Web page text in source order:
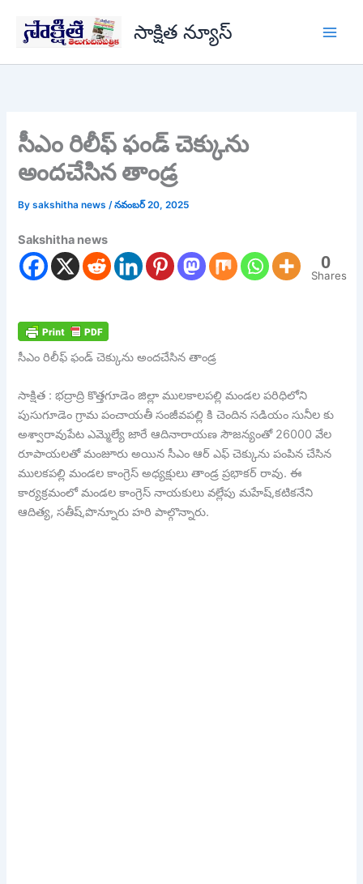
content
సాక్షిత న్యూస్
సీఎం రిలీఫ్ ఫండ్ చెక్కును
అందచేసిన తాండ్ర
Bysakshitha news/నవంబర్ 20, 2025
Sakshitha news
0
Shares
సీఎం రిలీఫ్ ఫండ్ చెక్కును అందచేసిన తాండ్ర
సాక్షిత : భద్రాద్రి కొత్తగూడెం జిల్లా ములకాలపల్లి మండల పరిధిలోని
పుసుగూడెం గ్రామ పంచాయతీ సంజీవపల్లి కి చెందిన సడియం సునీల కు
అశ్వారావుపేట ఎమ్మెల్యే జారే ఆదినారాయణ సౌజన్యంతో 26000 వేల
రూపాయలతో మంజూరు అయిన సీఎం ఆర్ ఎఫ్ చెక్కును పంపిన చేసిన
ములకపల్లి మండల కాంగ్రెస్ అధ్యక్షులు తాండ్ర ప్రభాకర్ రావు. ఈ
కార్యక్రమంలో మండల కాంగ్రెస్ నాయకులు వల్లేపు మహేష్,కటికనేని
ఆదిత్య, సతీష్,పొన్నూరు హరి పాల్గొన్నారు.